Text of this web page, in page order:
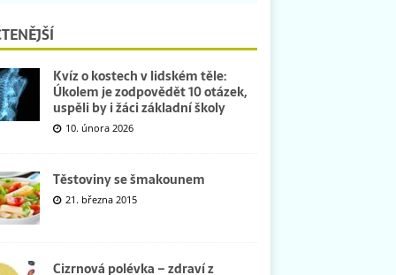
Kvíz o kostech v lidském těle:
Úkolem je zodpovědět 10 otázek,
uspěli by i žáci základní školy
10. února 2026
Těstoviny se šmakounem
21. března 2015
Cizrnová polévka – zdraví z